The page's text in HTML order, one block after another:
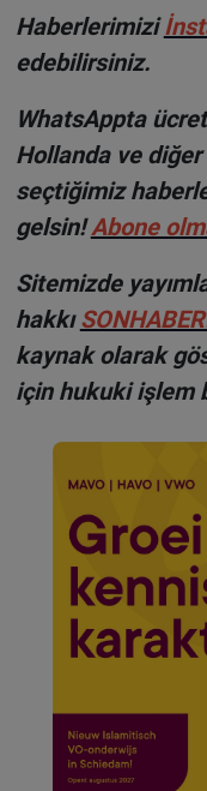
Haberlerimizi
edebilirsiniz.
WhatsAppta
Hollanda ve
seçtiğimiz
gelsin!Abone
Sitemizde
hakkı
kaynak olarak
için hukuki işlem